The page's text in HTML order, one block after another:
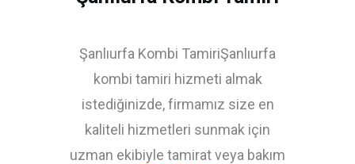
Şanlıurfa Kombi TamiriŞanlıurfa
kombi tamiri hizmeti almak
istediğinizde, firmamız size en
kaliteli hizmetleri sunmak için
uzman ekibiyle tamirat veya bakım